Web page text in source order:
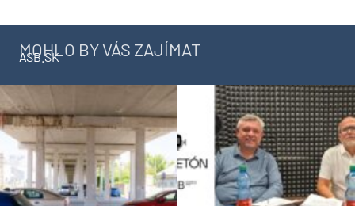
MOHLO BY VÁS ZAJÍMAT
ASB.SK